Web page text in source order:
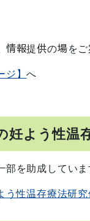
報提供の場をご
ジ】へ
妊よう性温
を助成していま
う性温存療法研